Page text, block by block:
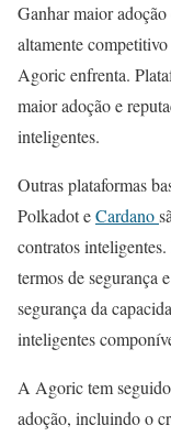
Ganhar maior
altamente
Agoric enfrenta.
maior adoção e
inteligentes.
Outras plataformas
Polkadot eCardano
contratos
termos de segurança
segurança da
inteligentes
A Agoric tem seguido
adoção, incluindo o